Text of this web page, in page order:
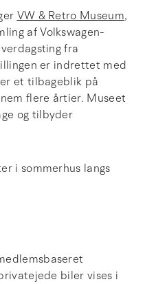
VW & Retro Museum,
af Volkswagen-
fra
er indrettet med
et tilbageblik på
flere årtier. Museet
og tilbyder
i sommerhus langs
biler vises i